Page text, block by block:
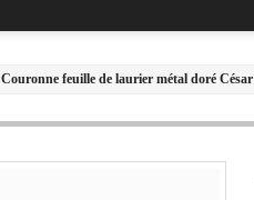
Couronne feuille de laurier métal doré César